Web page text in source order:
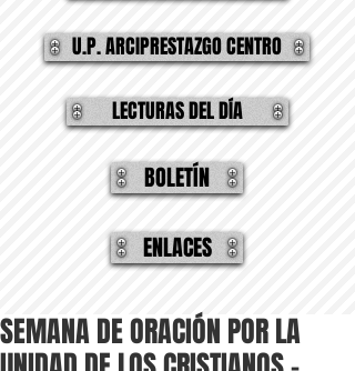
U.P. ARCIPRESTAZGO CENTRO
LECTURAS DEL DÍA
BOLETÍN
ENLACES
SEMANA DE ORACIÓN POR LA